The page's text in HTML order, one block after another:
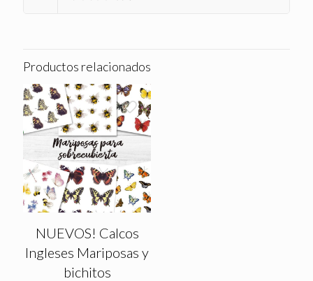
Productos relacionados
NUEVOS! Calcos
Ingleses Mariposas y
bichitos